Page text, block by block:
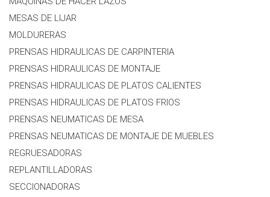
MESAS DE LIJAR
MOLDURERAS
PRENSAS HIDRAULICAS DE CARPINTERIA
PRENSAS HIDRAULICAS DE MONTAJE
PRENSAS HIDRAULICAS DE PLATOS CALIENTES
PRENSAS HIDRAULICAS DE PLATOS FRIOS
PRENSAS NEUMATICAS DE MESA
PRENSAS NEUMATICAS DE MONTAJE DE MUEBLES
REGRUESADORAS
REPLANTILLADORAS
SECCIONADORAS